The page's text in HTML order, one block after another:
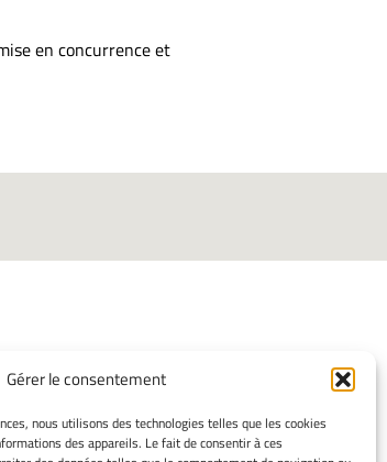
Gérer le consentement
nous utilisons des technologies telles que les cookies
des appareils. Le fait de consentir à ces
en concurrence et
LÉGALES
légales